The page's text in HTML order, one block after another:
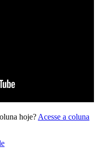
hoje? Acesse a coluna